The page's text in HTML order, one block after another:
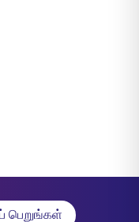
பெறுங்கள்